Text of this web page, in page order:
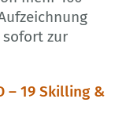
sofort zur
– 19 Skilling &